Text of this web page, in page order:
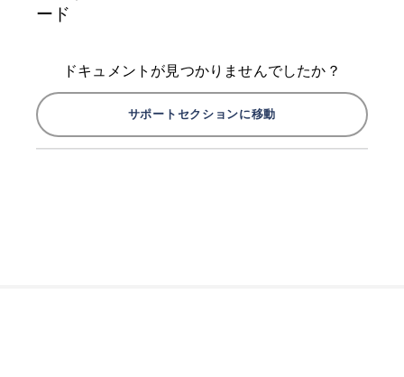
ード
ドキュメントが見つかりませんでしたか？
サポートセクションに移動